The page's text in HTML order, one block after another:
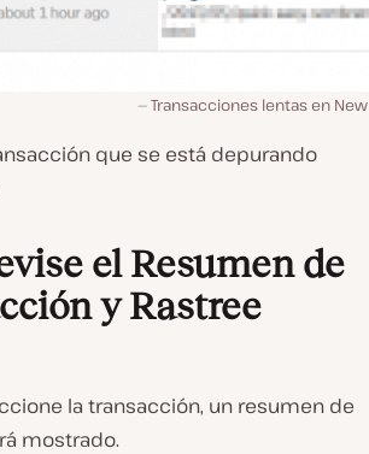
Transacciones lentas en
que se está depurando
el Resumen de
y Rastree
la transacción, un resumen de
mostrado.